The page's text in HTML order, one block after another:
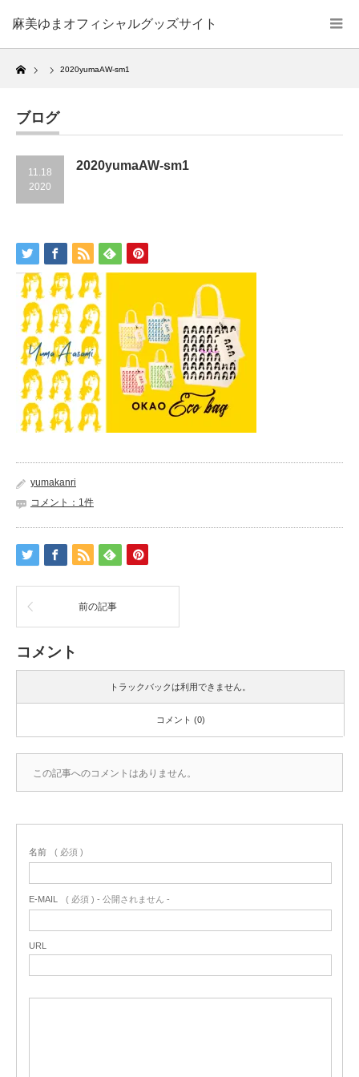
麻美ゆまオフィシャルグッズサイト
Home
2020yumaAW-sm1
ブログ
11.18
2020
2020yumaAW-sm1
yumakanri
コメント：1件
前の記事
コメント
トラックバックは利用できません。
コメント (0)
この記事へのコメントはありません。
名前 ( 必須 )
E-MAIL ( 必須 ) - 公開されません -
URL